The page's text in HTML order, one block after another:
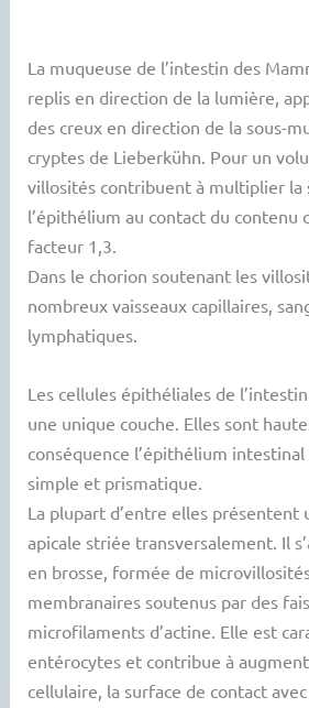
La muqueuse de l’intestin des
replis en direction de la lumière,
des creux en direction de la sous-
cryptes de Lieberkühn. Pour un
villosités contribuent à multiplier la
l’épithélium au contact du contenu
facteur 1,3.
Dans le chorion soutenant les
nombreux vaisseaux capillaires,
lymphatiques.
Les cellules épithéliales de
une unique couche. Elles sont
conséquence l’épithélium
simple et prismatique.
La plupart d’entre elles présentent
apicale striée transversalement. Il
en brosse, formée de
membranaires soutenus par des
microfilaments d’actine. Elle est
entérocytes et contribue à
cellulaire, la surface de contact